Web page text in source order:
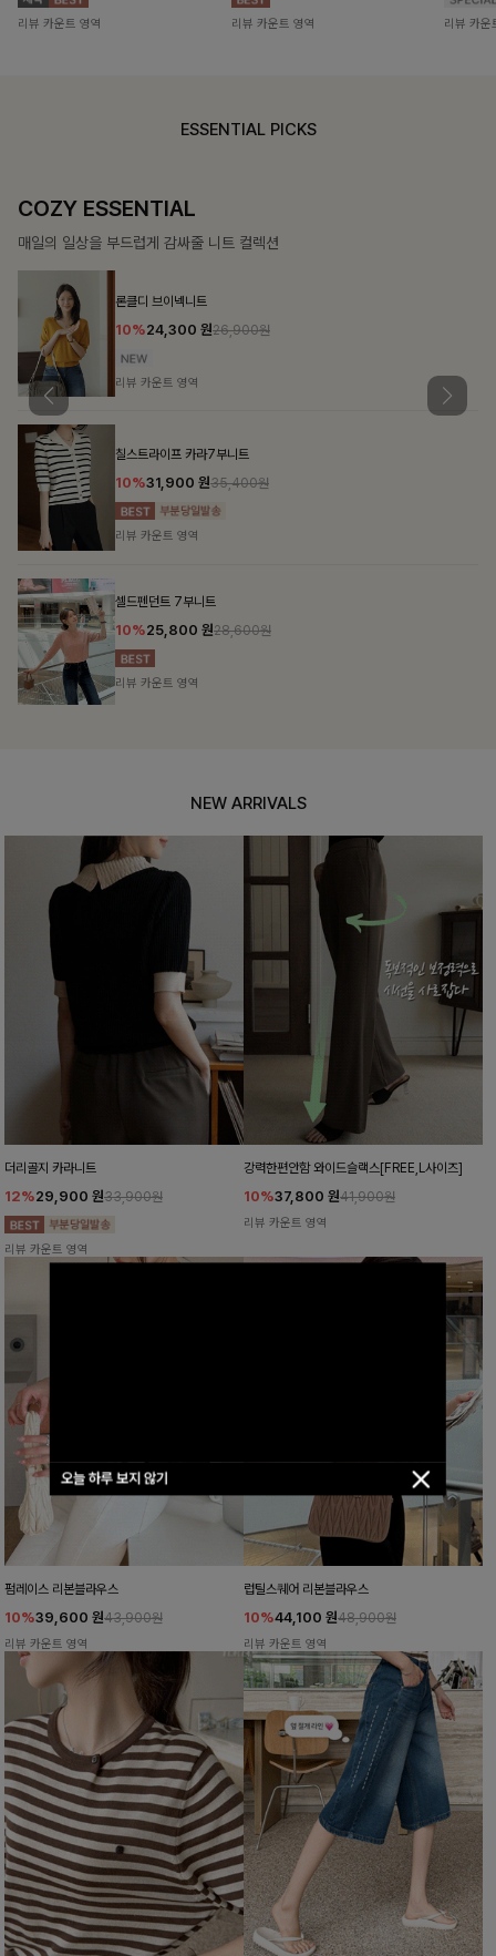
오늘 하루 보지 않기
리뷰 카운트 영역 리뷰 카운트 영역 리뷰 카운
ESSENTIAL PICKS
COZY ESSENTIAL
매일의 일상을 부드럽게 감싸줄 니트 컬렉션
론클디 브이넥니트
10%24,300 원26,900원
리뷰 카운트 영역
칠스트라이프 카라7부니트
10%31,900 원35,400원
리뷰 카운트 영역
셀드펜던트 7부니트
10%25,800 원28,600원
리뷰 카운트 영역
NEW ARRIVALS
더리골지 카라니트
12%29,900 원33,900원
리뷰 카운트 영역
강력한편안함 와이드슬랙스[FREE,L사이즈]
10%37,800 원41,900원
리뷰 카운트 영역
펌레이스 리본블라우스
10%39,600 원43,900원
리뷰 카운트 영역
럽틸스퀘어 리본블라우스
10%44,100 원48,900원
리뷰 카운트 영역